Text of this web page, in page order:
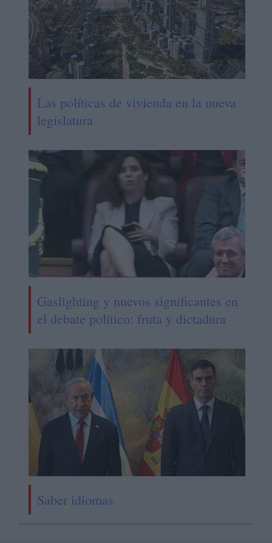
Las políticas de vivienda en la nueva
legislatura
Gaslighting y nuevos significantes en
el debate político: fruta y dictadura
Saber idiomas